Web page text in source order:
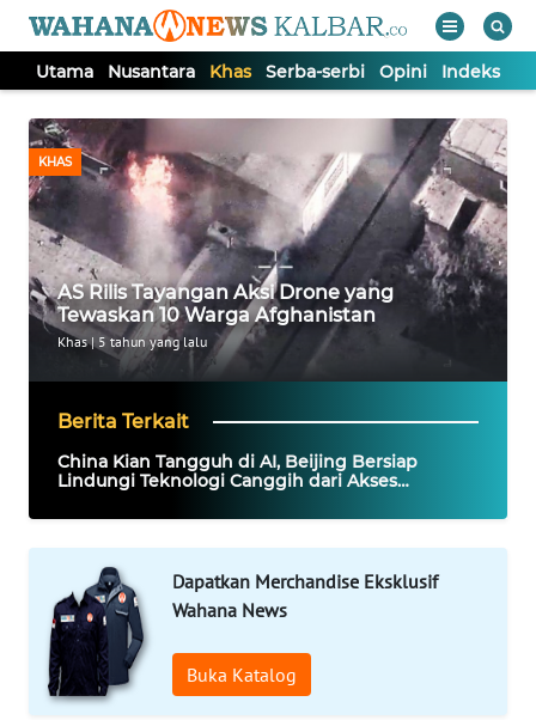
Utama Nusantara Khas Serba-serbi Opini Indeks
KHAS
AS Rilis Tayangan Aksi Drone yang
Tewaskan 10 Warga Afghanistan
Khas| 5 tahun yang lalu
Berita Terkait
China Kian Tangguh di AI, Beijing Bersiap
Lindungi Teknologi Canggih dari Akses
Dapatkan Merchandise Eksklusif
Wahana News
Buka Katalog
TV
Tutup
UTAMA
NUSANTARA
KHAS
SERBA-
INDEKS
BERITA
KONTAK